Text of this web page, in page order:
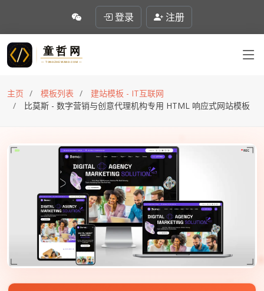
登录 注册
主页 模板列表
建站模板 - IT互联网
比莫斯 - 数字营销与创意代理机构专用 HTML 响应式网站模板